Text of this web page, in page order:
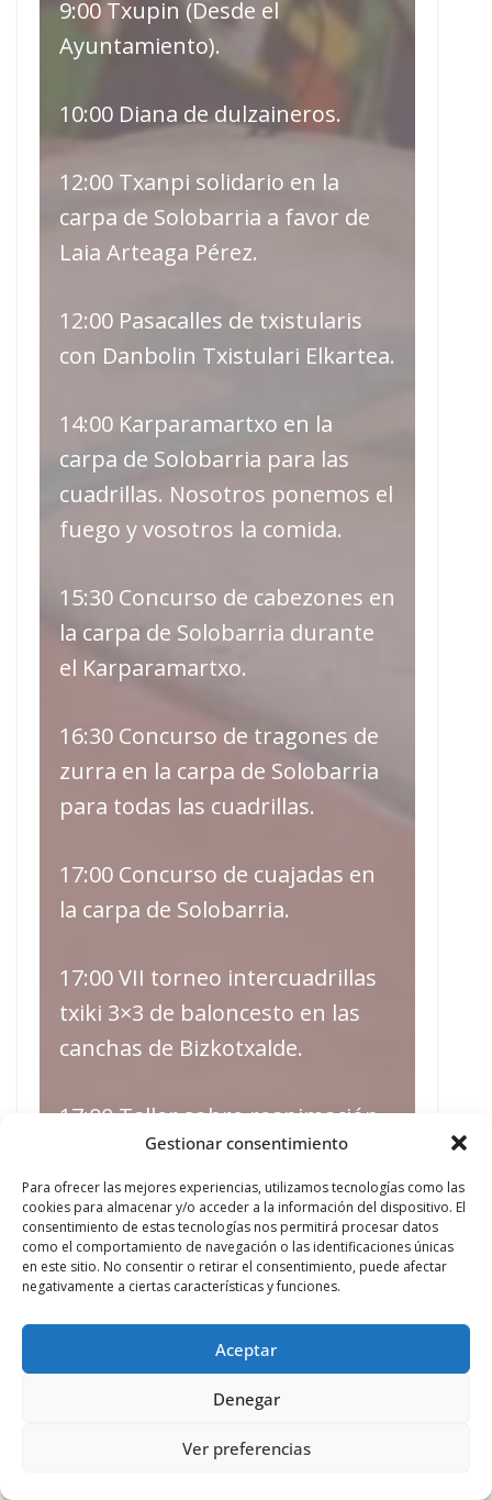
Gestionar consentimiento
Para ofrecer las mejores experiencias, utilizamos tecnologías como las
cookies para almacenar y/o acceder a la información del dispositivo. El
consentimiento de estas tecnologías nos permitirá procesar datos
como el comportamiento de navegación o las identificaciones únicas
en este sitio. No consentir o retirar el consentimiento, puede afectar
negativamente a ciertas características y funciones.
Aceptar
Denegar
Ver preferencias
9:00 Txupin (Desde el
Ayuntamiento).
10:00 Diana de dulzaineros.
12:00 Txanpi solidario en la
carpa de Solobarria a favor de
Laia Arteaga Pérez.
12:00 Pasacalles de txistularis
con Danbolin Txistulari Elkartea.
14:00 Karparamartxo en la
carpa de Solobarria para las
cuadrillas. Nosotros ponemos el
fuego y vosotros la comida.
15:30 Concurso de cabezones en
la carpa de Solobarria durante
el Karparamartxo.
16:30 Concurso de tragones de
zurra en la carpa de Solobarria
para todas las cuadrillas.
17:00 Concurso de cuajadas en
la carpa de Solobarria.
17:00 VII torneo intercuadrillas
txiki 3×3 de baloncesto en las
canchas de Bizkotxalde.
17:00 Taller sobre reanimación
cardiopulmonar en Bizkotxalde.
17:00 X Campeonato de pelota
rápida en los frontones de
Soloarte. Inscripción media hora
antes.
17:30 Tamborrada txiki desde la